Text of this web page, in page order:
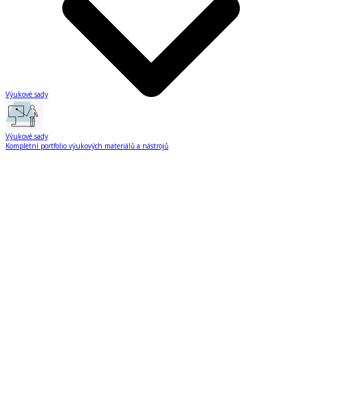
Výukové sady
Výukové sady
Kompletní portfolio výukových materiálů a nástrojů